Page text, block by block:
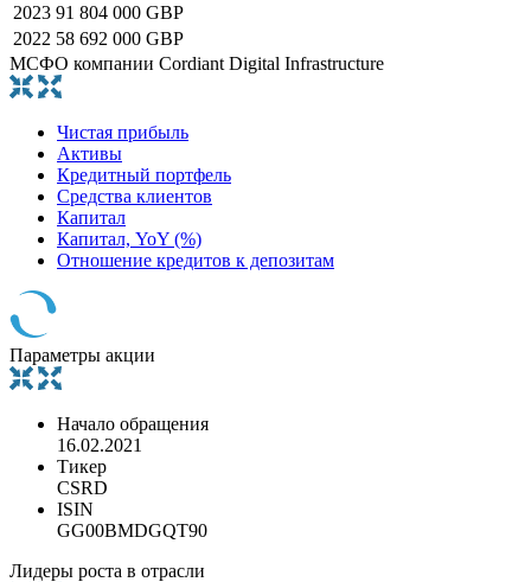
2023 91 804 000 GBP
2022 58 692 000 GBP
МСФО компании Cordiant Digital Infrastructure
Чистая прибыль
Активы
Кредитный портфель
Средства клиентов
Капитал
Капитал, YoY (%)
Отношение кредитов к депозитам
Параметры акции
Начало обращения
16.02.2021
Тикер
CSRD
ISIN
GG00BMDGQT90
Лидеры роста в отрасли